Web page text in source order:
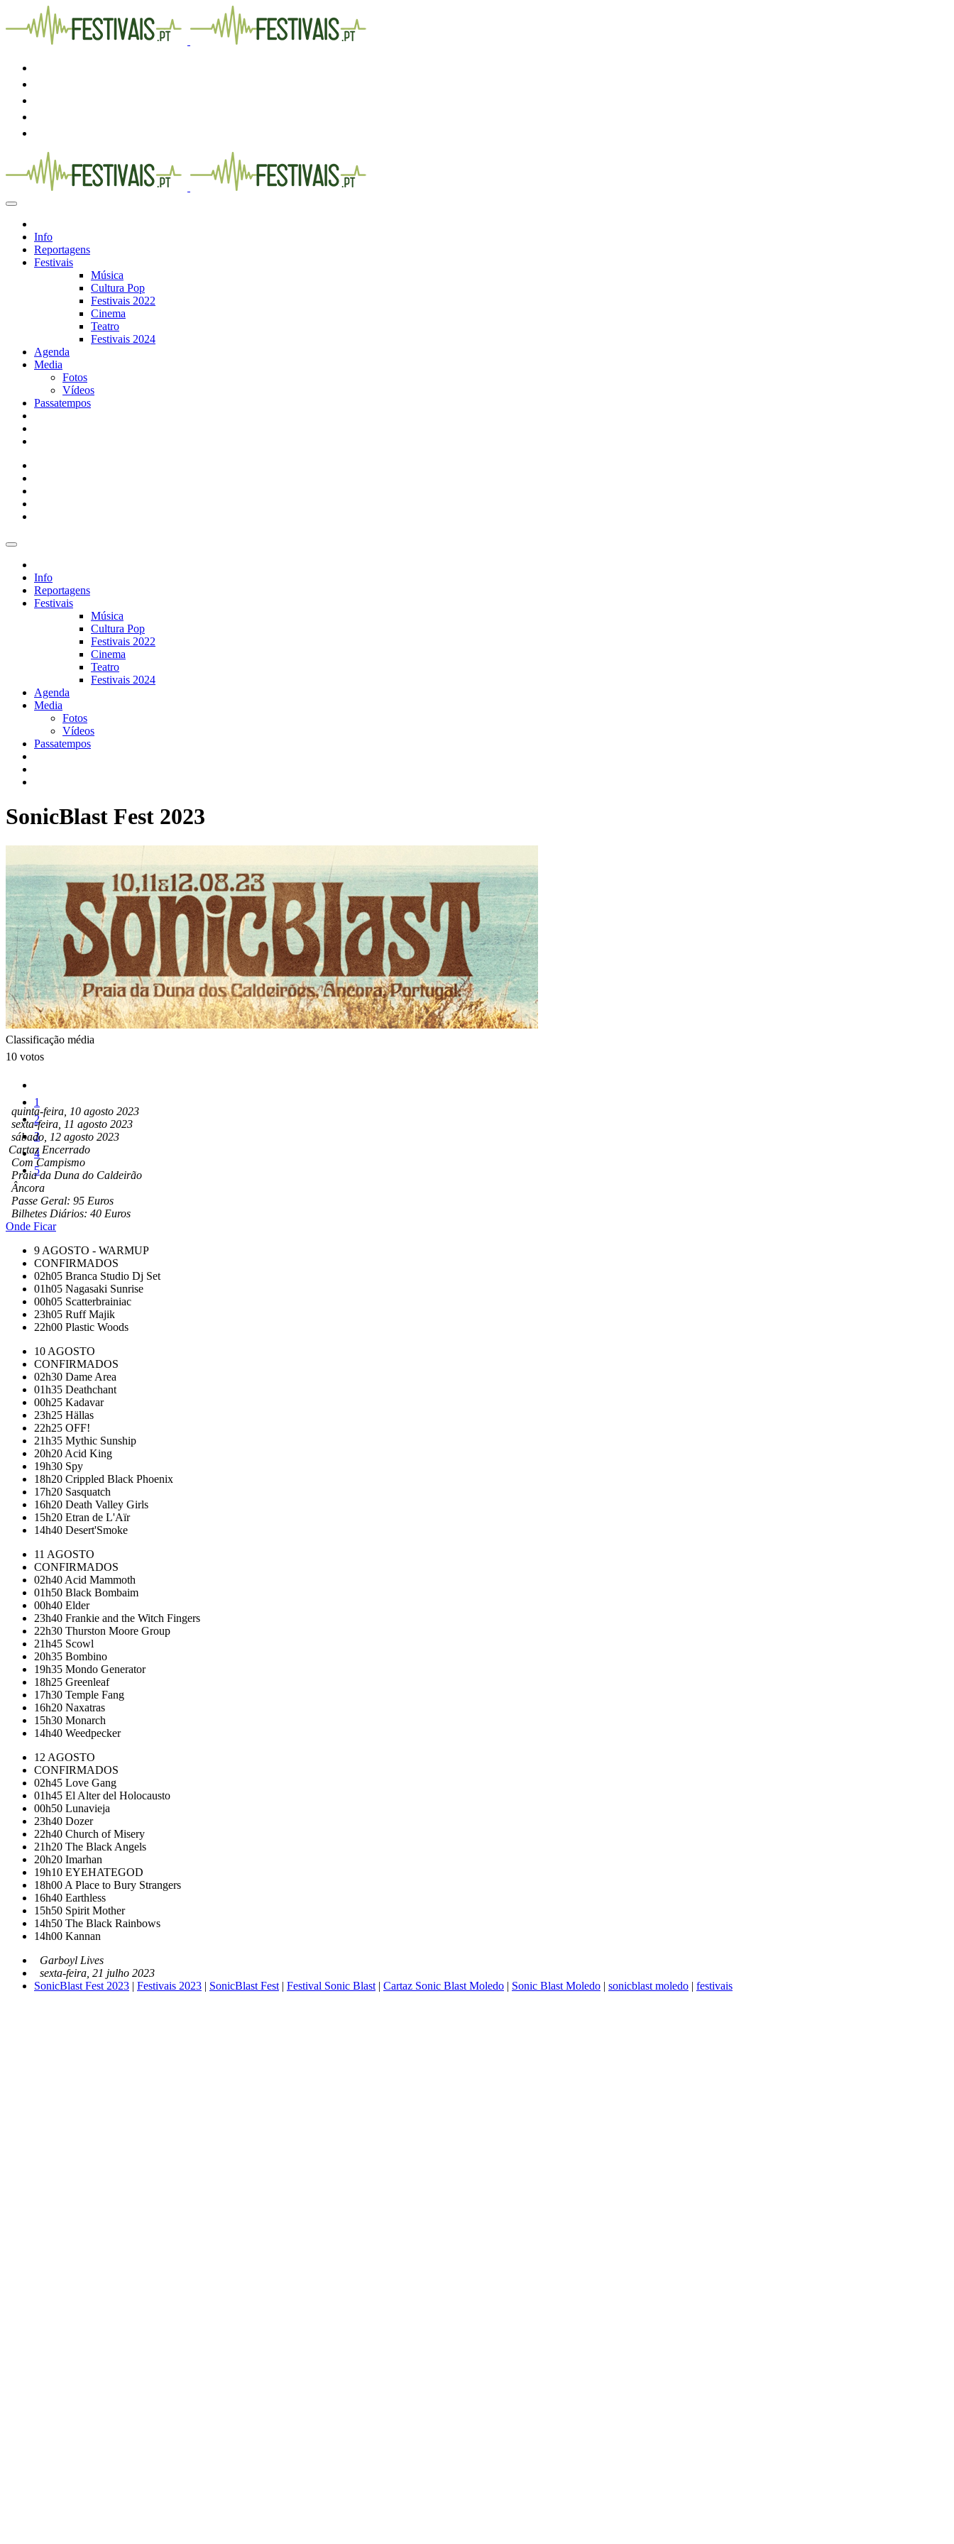
Info
Reportagens
Festivais
Música
Cultura Pop
Festivais 2022
Cinema
Teatro
Festivais 2024
Agenda
Media
Fotos
Vídeos
Passatempos
Info
Reportagens
Festivais
Música
Cultura Pop
Festivais 2022
Cinema
Teatro
Festivais 2024
Agenda
Media
Fotos
Vídeos
Passatempos
SonicBlast Fest 2023
Classificação média
10 votos
1
2
3
4
5
quinta-feira, 10 agosto 2023
sexta-feira, 11 agosto 2023
sábado, 12 agosto 2023
Cartaz Encerrado
Com Campismo
Praia da Duna do Caldeirão
Âncora
Passe Geral: 95 Euros
Bilhetes Diários: 40 Euros
Onde Ficar
9 AGOSTO - WARMUP
CONFIRMADOS
02h05 Branca Studio Dj Set
01h05 Nagasaki Sunrise
00h05 Scatterbrainiac
23h05 Ruff Majik
22h00 Plastic Woods
10 AGOSTO
CONFIRMADOS
02h30 Dame Area
01h35 Deathchant
00h25 Kadavar
23h25 Hällas
22h25 OFF!
21h35 Mythic Sunship
20h20 Acid King
19h30 Spy
18h20 Crippled Black Phoenix
17h20 Sasquatch
16h20 Death Valley Girls
15h20 Etran de L'Aïr
14h40 Desert'Smoke
11 AGOSTO
CONFIRMADOS
02h40 Acid Mammoth
01h50 Black Bombaim
00h40 Elder
23h40 Frankie and the Witch Fingers
22h30 Thurston Moore Group
21h45 Scowl
20h35 Bombino
19h35 Mondo Generator
18h25 Greenleaf
17h30 Temple Fang
16h20 Naxatras
15h30 Monarch
14h40 Weedpecker
12 AGOSTO
CONFIRMADOS
02h45 Love Gang
01h45 El Alter del Holocausto
00h50 Lunavieja
23h40 Dozer
22h40 Church of Misery
21h20 The Black Angels
20h20 Imarhan
19h10 EYEHATEGOD
18h00 A Place to Bury Strangers
16h40 Earthless
15h50 Spirit Mother
14h50 The Black Rainbows
14h00 Kannan
Garboyl Lives
sexta-feira, 21 julho 2023
SonicBlast Fest 2023 | Festivais 2023 | SonicBlast Fest | Festival Sonic Blast | Cartaz Sonic Blast Moledo | Sonic Blast Moledo | sonicblast moledo | festivais